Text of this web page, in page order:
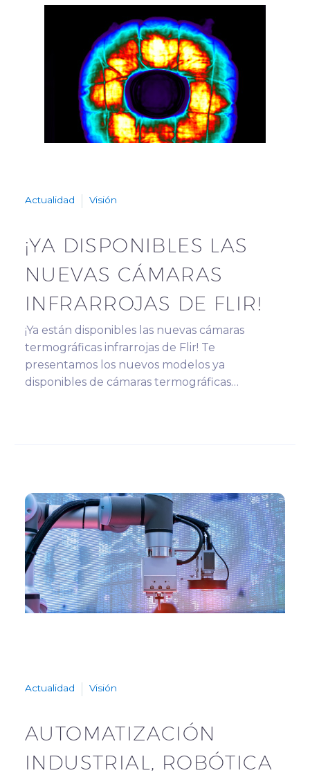
Actualidad Visión
¡YA DISPONIBLES LAS
NUEVAS CÁMARAS
INFRARROJAS DE FLIR!
¡Ya están disponibles las nuevas cámaras
termográficas infrarrojas de Flir! Te
presentamos los nuevos modelos ya
disponibles de cámaras termográficas…
Actualidad Visión
AUTOMATIZACIÓN
INDUSTRIAL, ROBÓTICA